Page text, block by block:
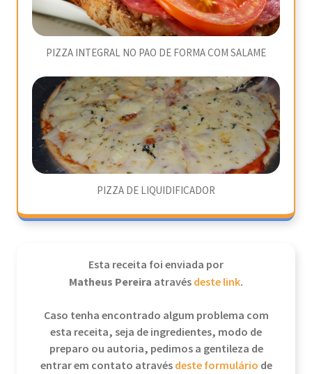
PIZZA INTEGRAL NO PAO DE FORMA COM SALAME
PIZZA DE LIQUIDIFICADOR
Esta receita foi enviada por
Matheus Pereira atravésdeste link.
Caso tenha encontrado algum problema com
esta receita, seja de ingredientes, modo de
preparo ou autoria, pedimos a gentileza de
entrar em contato atravésdeste formulário de